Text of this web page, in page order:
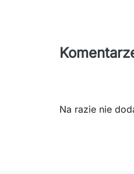
Na razie nie